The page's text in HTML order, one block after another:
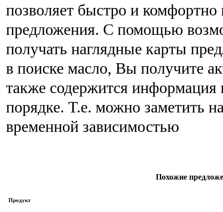
позволяет быстро и
предложения. С помощью
получать наглядные карты
в поиске масло, Вы получите
также содержится
порядке. Т.е. можно заметить
временной зависимостью
Похожие
Продукт